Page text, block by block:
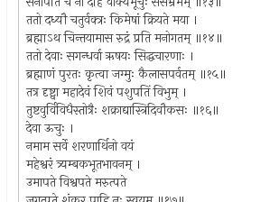
ततो दध्यौ चतुर्वक्त्रः किमेषां क्रियते मया ।
ब्रह्माऽथ चिन्तयामास रुद्रं प्रति मनोगतम् ॥१४॥
ततो देवाः सगन्धर्वा ऋषयः सिद्धचारणाः ।
ब्रह्माणं पुरतः कृत्वा जग्मुः कैलासपर्वतम् ॥१५॥
तत्र दृष्ट्वा महादेवं शिवं पशुपतिं विभुम् ।
तुष्टवुर्विविधैस्तोत्रैः शक्राद्यास्त्रिदिवौकसः ॥१६॥
देवा ऊचुः ।
नमाम सर्वे शरणार्थिनो वयं
महेश्वरं त्र्यम्बकभूतभावनम् ।
उमापते विश्वपते मरुत्पते